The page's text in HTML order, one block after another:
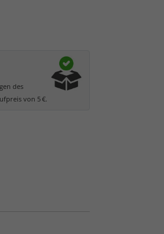
wir Kunst- oder
des
von 5 €.